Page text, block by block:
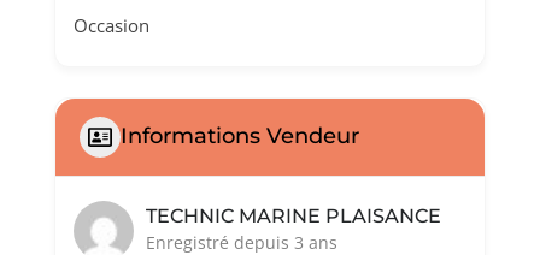
Occasion
Informations Vendeur
TECHNIC MARINE PLAISANCE
Enregistré depuis 3 ans